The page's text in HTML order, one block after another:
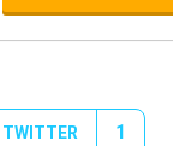
TWITTER 1